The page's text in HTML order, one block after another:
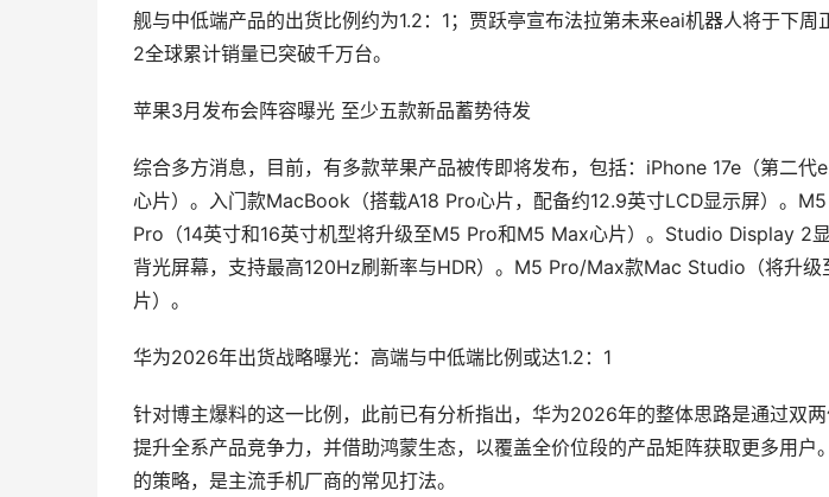
舰与中低端产品的出货比例约为1.2：1；贾跃亭宣布法拉第未来eai机器人将于下
2全球累计销量已突破千万台。
苹果3月发布会阵容曝光 至少五款新品蓄势待发
综合多方消息，目前，有多款苹果产品被传即将发布，包括：iPhone 17e（第二代
心片）。入门款MacBook（搭载A18 Pro心片，配备约12.9英寸LCD显示屏）。
Pro（14英寸和16英寸机型将升级至M5 Pro和M5 Max心片）。Studio Display 2
背光屏幕，支持最高120Hz刷新率与HDR）。M5 Pro/Max款Mac Studio（将升
片）。
华为2026年出货战略曝光：高端与中低端比例或达1.2：1
针对博主爆料的这一比例，此前已有分析指出，华为2026年的整体思路是通过双
提升全系产品竞争力，并借助鸿蒙生态，以覆盖全价位段的产品矩阵获取更多用户
的策略，是主流手机厂商的常见打法。